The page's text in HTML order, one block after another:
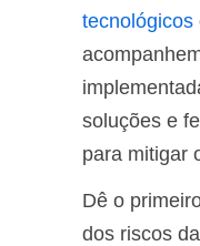
tecnológicos
soluções e
para mitigar
Dê o
dos riscos